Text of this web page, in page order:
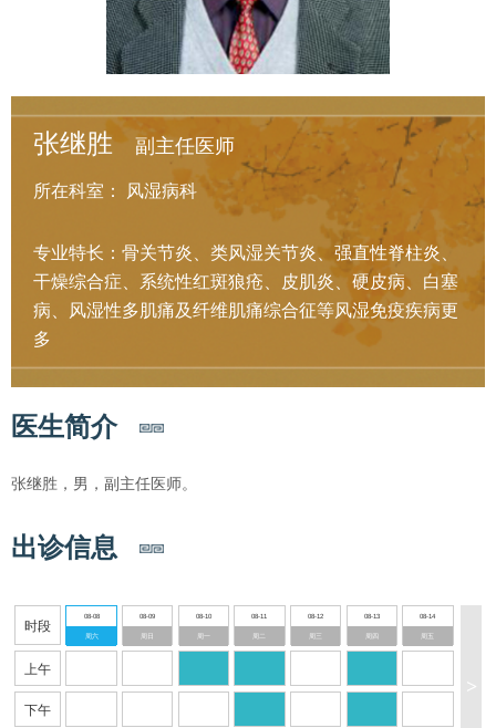
张继胜 副主任医师
所在科室： 风湿病科
专业特长：骨关节炎、类风湿关节炎、强直性脊柱炎、
干燥综合症、系统性红斑狼疮、皮肌炎、硬皮病、白塞
病、风湿性多肌痛及纤维肌痛综合征等风湿免疫疾病更
多
医生简介
张继胜，男，副主任医师。
出诊信息
时段
上午
下午
08-08
周六
08-09
周日
08-10
周一
08-11 08-12
周三
08-13
周四
08-14
周五
>